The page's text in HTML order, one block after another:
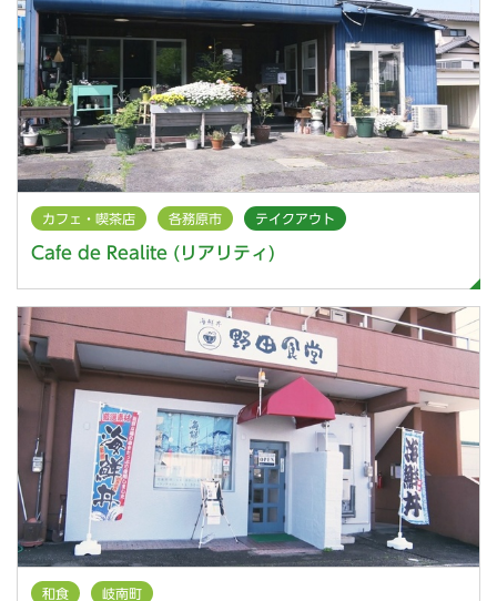
カフェ・喫茶店 各務原市 テイクアウト
Cafe de Realite (リアリティ)
和食 岐南町